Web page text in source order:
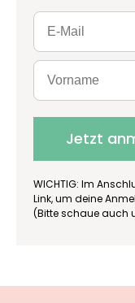
Jetzt
WICHTIG: Im
Link, um deine
(Bitte schaue auch